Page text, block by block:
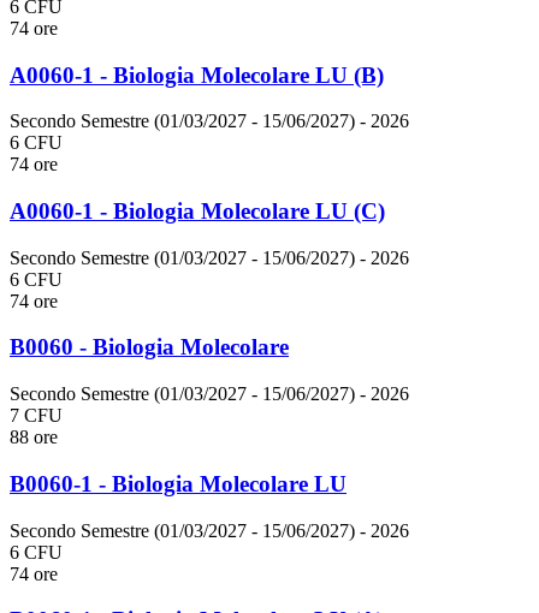
6 CFU
74 ore
A0060-1 - Biologia Molecolare LU (B)
Secondo Semestre (01/03/2027 - 15/06/2027) - 2026
6 CFU
74 ore
A0060-1 - Biologia Molecolare LU (C)
Secondo Semestre (01/03/2027 - 15/06/2027) - 2026
6 CFU
74 ore
B0060 - Biologia Molecolare
Secondo Semestre (01/03/2027 - 15/06/2027) - 2026
7 CFU
88 ore
B0060-1 - Biologia Molecolare LU
Secondo Semestre (01/03/2027 - 15/06/2027) - 2026
6 CFU
74 ore